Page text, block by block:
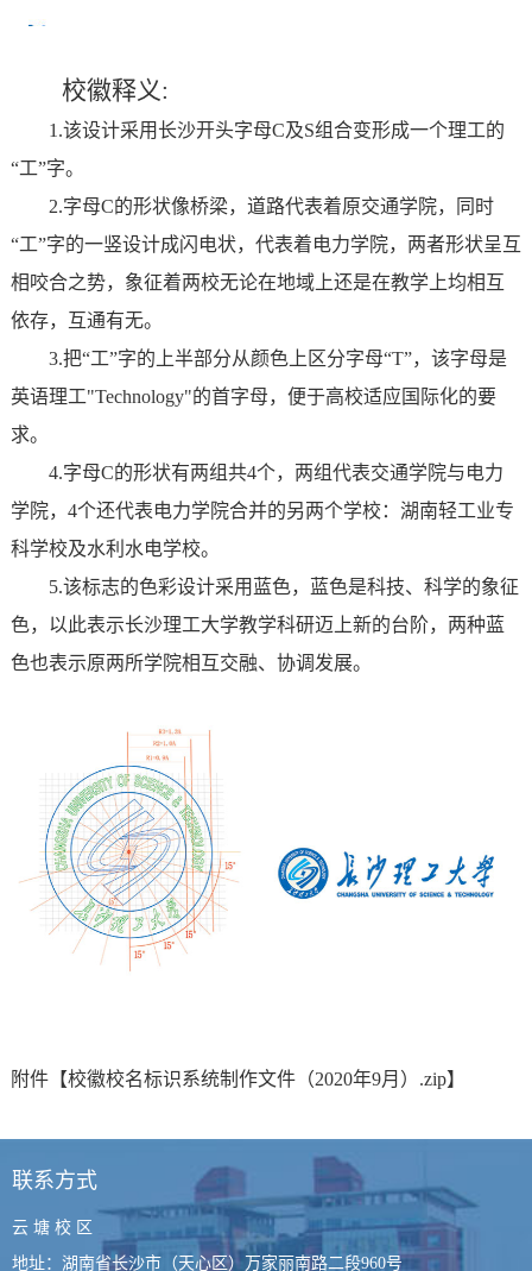
校徽释义:
1.该设计采用长沙开头字母C及S组合变形成一个理工的
“工”字。
2.字母C的形状像桥梁，道路代表着原交通学院，同时
“工”字的一竖设计成闪电状，代表着电力学院，两者形状呈互
相咬合之势，象征着两校无论在地域上还是在教学上均相互
依存，互通有无。
3.把“工”字的上半部分从颜色上区分字母“T”，该字母是
英语理工"Technology"的首字母，便于高校适应国际化的要
求。
4.字母C的形状有两组共4个，两组代表交通学院与电力
学院，4个还代表电力学院合并的另两个学校：湖南轻工业专
科学校及水利水电学校。
5.该标志的色彩设计采用蓝色，蓝色是科技、科学的象征
色，以此表示长沙理工大学教学科研迈上新的台阶，两种蓝
色也表示原两所学院相互交融、协调发展。
附件【校徽校名标识系统制作文件（2020年9月）.zip】
联系方式
云 塘 校 区
地址：湖南省长沙市（天心区）万家丽南路二段960号